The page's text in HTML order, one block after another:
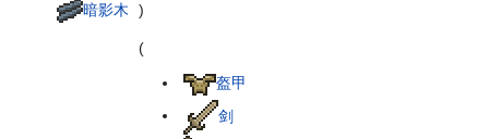
暗影木 )
(
盔甲
剑